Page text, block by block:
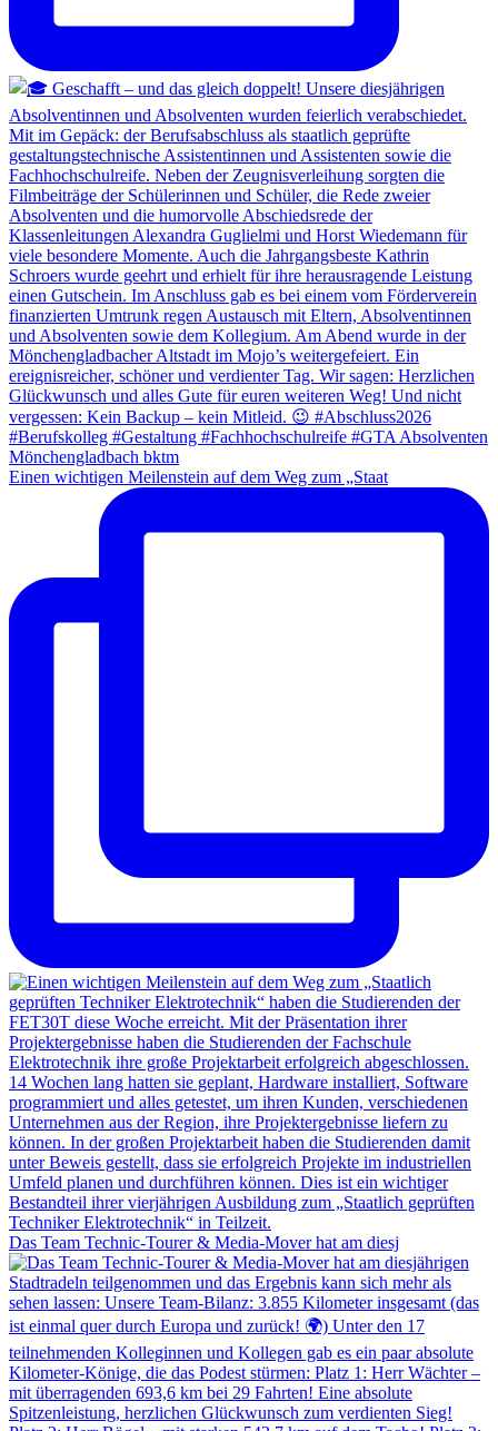
Einen wichtigen Meilenstein auf dem Weg zum „Staat
Das Team Technic-Tourer & Media-Mover hat am diesj